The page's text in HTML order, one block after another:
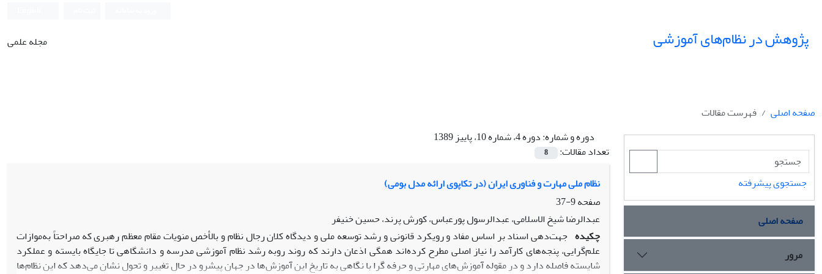
پژوهش در نظام‌های آموزشی مجله علمی
صفحه اصلی
فهرست مقالات
دوره و شماره:دوره 4، شماره 10، پاییز 1389
تعداد مقالات:
8
نظام ملی مهارت و فناوری ایران (در تکاپوی ارائه مدل بومی)
صفحه9-37
عبدالرضا شیخ الاسلامی، عبدالرسول پورعباس، کورش پرند، حسین خنیفر
چکیده جهت‌دهی اسناد بر اساس مفاد و رویکرد قانونی و رشد توسعه ملی و دیدگاه کلان رجال نظام و بالأخص منویات مقام معظم رهبری که صراحتاً به‌موازات
علم‌گرایی، پنجه‌های کارآمد را نیاز اصلی مطرح کرده‌اند همگی اذعان دارند که روند روبه رشد نظام آموزشی مدرسه و دانشگاهی تا جایگاه بایسته و عملکرد
شایسته فاصله دارد و در مقوله آموزش‌های مهارتی و حرفه گرا با نگاهی به تاریخ این آموزش‌ها در جهان پیشرو در حال تغییر و تحول نشان می‌دهد که این نظام‌ها
جستجوی پیشرفته
صفحه اصلی
مرور